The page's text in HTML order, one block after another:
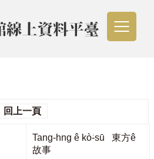
回上一頁
Tang-hng ê kò͘-sū 東方ê
故事